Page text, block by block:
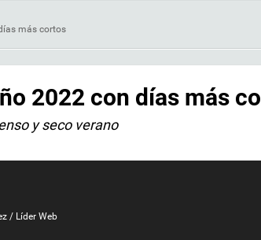
más cortos
2022 con días más
y seco verano
/ Líder Web